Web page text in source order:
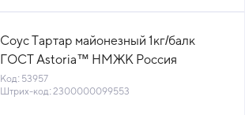
Соус Тартар майонезный 1кг/балк
ГОСТ Astoria™ НМЖК Россия
(Q1406007) (КОД 53957) (0°С)
Код: 53957
Штрих-код: 2300000099553